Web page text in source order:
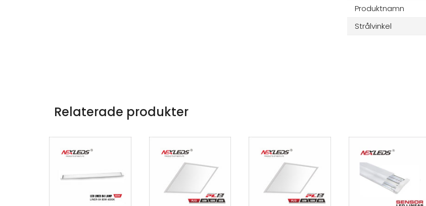
Produktnamn
Strålvinkel
Relaterade produkter